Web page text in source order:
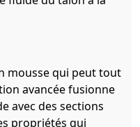
mousse qui peut tout
avancée fusionne
avec des sections
propriétés qui